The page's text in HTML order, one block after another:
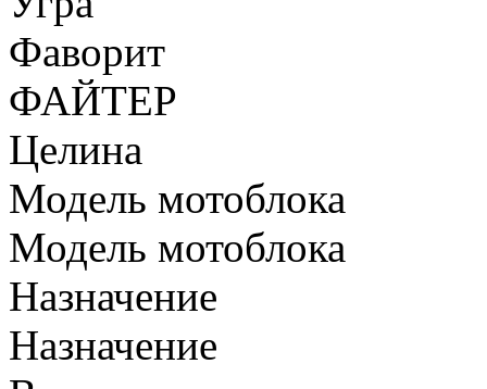
Фаворит
ФАЙТЕР
Целина
Модель мотоблока
Модель мотоблока
Назначение
Назначение